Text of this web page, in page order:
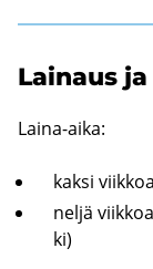
Lai­naus
Laina-​aika:
kaksi
neljä
ki)